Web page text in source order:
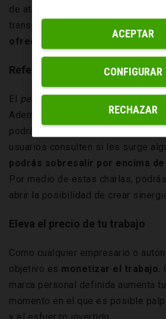
de atraer a los clientes potenciales
transmitir la idea de que
tienen
ofrecer en el mercado.
Referente en tu sector
El personal branding genera
Además, si aportas elementos de
podrás posicionarte como un
usuarios consulten si les surge
podrás sobresalir por encima
Por medio de estas charlas,
abrir la posibilidad de crear
Eleva el precio de tu trabajo
Como cualquier empresario o
objetivo es monetizar el trabajo.
marca personal definida aumenta tu
momento en el que es posible
RECHAZAR
ACEPTAR
CONFIGURAR